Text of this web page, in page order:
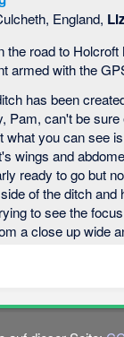
England,
the road to
armed with the
has been
Pam, can't be
you can see
wings and
ready to go but
of the ditch
to see the
a close up wide